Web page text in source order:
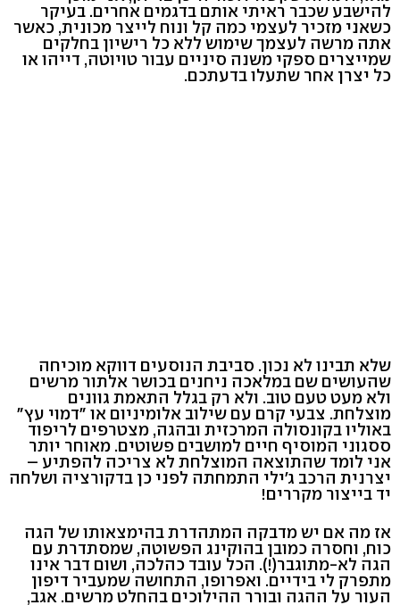
להישבע שכבר ראיתי אותם בדגמים אחרים. בעיקר
כשאני מזכיר לעצמי כמה קל ונוח לייצר מכונית, כאשר
אתה מרשה לעצמך שימוש ללא כל רישיון בחלקים
שמייצרים ספקי משנה סיניים עבור טויוטה, דייהו או
כל יצרן אחר שתעלו בדעתכם.
שלא תבינו לא נכון. סביבת הנוסעים דווקא מוכיחה
שהעושים שם במלאכה ניחנים בכושר אלתור מרשים
ולא מעט טעם טוב. ולא רק בגלל התאמת גוונים
מוצלחת. צבעי קרם עם שילוב אלומיניום או "דמוי עץ"
באוליו בקונסולה המרכזית ובהגה, מצטרפים לריפוד
ססגוני המוסיף חיים למושבים פשוטים. מאוחר יותר
אני לומד שהתוצאה המוצלחת לא צריכה להפתיע –
יצרנית הרכב ג'ילי התמחתה לפני כן בדקורציה ושלחה
יד בייצור מקררים!
אז מה אם יש מדבקה המתהדרת בהימצאותו של הגה
כוח, וחסרה כמובן בהוקינג הפשוטה, שמסתדרת עם
הגה לא-מתוגבר(!). הכל עובד כהלכה, ושום דבר אינו
מתפרק לי בידיים. ואפרופו, התחושה שמעביר דיפון
העור על ההגה ובורר ההילוכים בהחלט מרשים. אגב,